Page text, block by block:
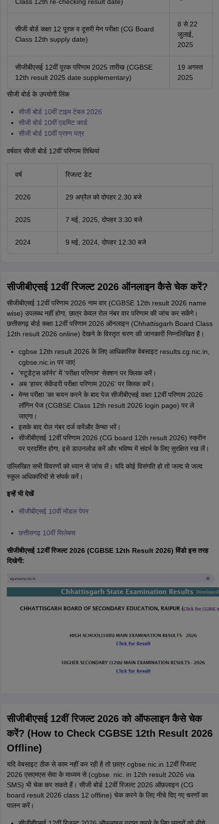
सीजी बोर्ड कक्षा 12 पूरक व दूसरी मेन परीक्षा (CG Board
Class 12th supply date)
8 से 22
जुलाई,
2025
सीजीबीएसई 12वीं पूरक परिणाम 2025 तारीख (CGBSE
12th result 2025 date supplementary)
19 अगस्त
2025
सीजी बोर्ड के उपयोगी लिंक
सीजी बोर्ड 10वीं टाइम टेबल 2026
सीजी बोर्ड 10वीं एडमिट कार्ड
सीजी बोर्ड 10वीं प्रश्न पत्र
वर्षवार सीजी बोर्ड 12वीं परिणाम तिथियां
वर्ष रिजल्ट डेट
2026 29 अप्रैल को दोपहर 2.30 बजे
2025 7 मई, 2025, दोपहर 3:30 बजे
2024 9 मई, 2024, दोपहर 12:30 बजे
सीजीबीएसई 12वीं रिजल्ट 2026 ऑनलाइन कैसे चेक करें?
सीजीबीएसई 12वीं परिणाम 2026 नाम वार (CGBSE 12th result 2026 name
wise) उपलब्ध नहीं होगा, छात्र केवल रोल नंबर वार परिणाम की जांच कर सकेंगे।
छत्तीसगढ़ बोर्ड कक्षा 12वीं परिणाम 2026 ऑनलाइन (Chhattisgarh Board Class
12th result 2026 online) देखने के विस्तृत चरण की जानकारी निम्नलिखित है।
cgbse 12th result 2026 के लिए आधिकारिक वेबसाइट results.cg.nic.in,
cgbse.nic.in पर जाएं
'स्टूडेंट्स कॉर्नर' में 'परीक्षा परिणाम' सेक्शन पर क्लिक करें।
अब 'हायर सेकेंडरी परीक्षा परिणाम 2026' पर क्लिक करें।
मेन्स परीक्षा ’का चयन करने के बाद पेज सीजीबीएसई कक्षा 12वीं परिणाम 2026
लॉगिन पेज (CGBSE Class 12th result 2026 login page) पर ले
जाएगा।
इसके बाद रोल नंबर दर्ज करेंऔर कैप्चा भरें।
सीजीबीएसई 12वीं परिणाम 2026 (CG board 12th result 2026) स्क्रीन
पर प्रदर्शित होगा, इसे डाउनलोड करें और भविष्य में संदर्भ के लिए सुरक्षित रख लें।
उल्लिखित सभी विवरणों को ध्यान से जांच लें। यदि कोई विसंगति हो तो जल्द से जल्द
स्कूल अधिकारियों से संपर्क करें।
इन्हें भी देखें
सीजीबीएसई 10वीं मॉडल पेपर
छत्तीसगढ़ 10वीं सिलेबस
सीजीबीएसई 12वीं रिजल्ट 2026 (CGBSE 12th Result 2026) विंडो इस तरह
दिखेगी:
सीजीबीएसई 12वीं रिजल्ट 2026 को ऑफलाइन कैसे चेक
करें? (How to Check CGBSE 12th Result 2026
Offline)
यदि वेबसाइट ठीक से काम नहीं कर रही है तो छात्र cgbse.nic.in 12वीं रिजल्ट
2026 एसएमएस सेवा के माध्यम से (cgbse. nic. in 12th result 2026 via
SMS) भी चेक कर सकते हैं। सीजी बोर्ड 12वीं रिजल्ट 2026 ऑफ़लाइन (CG
board result 2026 class 12 offline) चेक करने के लिए नीचे दिए गए चरणों का
पालन करें।